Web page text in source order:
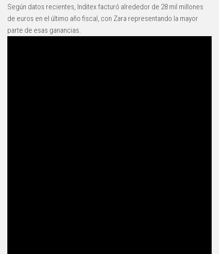
Según datos recientes, Inditex facturó alrededor de 28 mil millones
de euros en el último año fiscal, con Zara representando la mayor
parte de esas ganancias.